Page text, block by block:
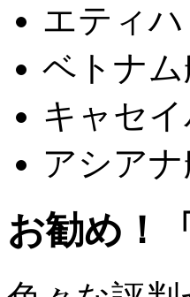
エティ
ベトナ
キャセ
アシア
お勧め！